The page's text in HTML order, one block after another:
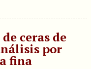
ceras de
por
fina